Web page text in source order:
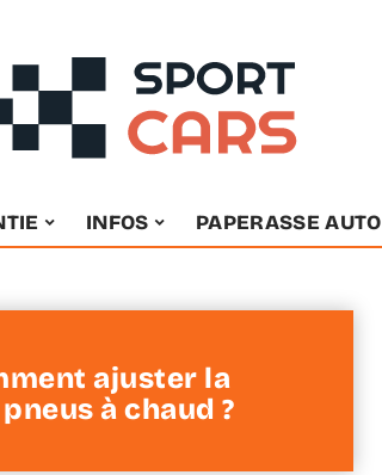
INFOS PAPERASSE AUTO
ajuster la
à chaud ?